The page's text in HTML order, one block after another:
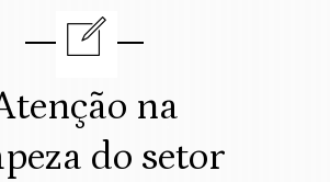
na
do setor